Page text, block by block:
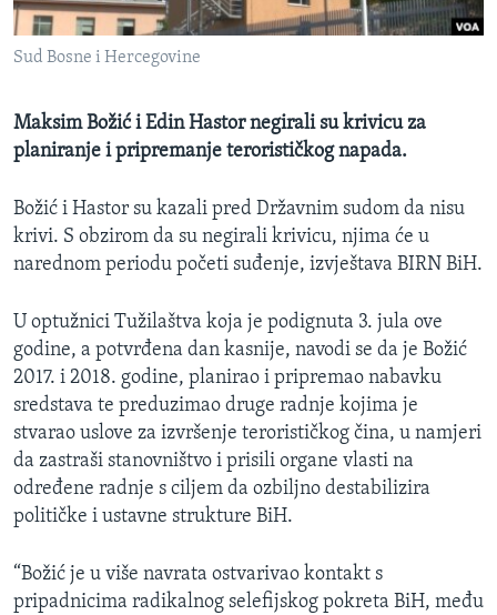
MAGAZIN
O GLASU AMERIKE
Learning English
Sud Bosne i Hercegovine
Maksim Božić i Edin Hastor negirali su krivicu za
planiranje i pripremanje terorističkog napada.
Božić i Hastor su kazali pred Državnim sudom da nisu
krivi. S obzirom da su negirali krivicu, njima će u
narednom periodu početi suđenje, izvještava BIRN BiH.
U optužnici Tužilaštva koja je podignuta 3. jula ove
godine, a potvrđena dan kasnije, navodi se da je Božić
2017. i 2018. godine, planirao i pripremao nabavku
sredstava te preduzimao druge radnje kojima je
stvarao uslove za izvršenje terorističkog čina, u namjeri
da zastraši stanovništvo i prisili organe vlasti na
određene radnje s ciljem da ozbiljno destabilizira
političke i ustavne strukture BiH.
“Božić je u više navrata ostvarivao kontakt s
pripadnicima radikalnog selefijskog pokreta BiH, među